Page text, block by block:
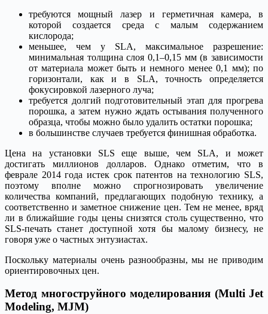
требуются мощный лазер и герметичная камера, в
которой создается среда с малым содержанием
кислорода;
меньшее, чем у SLA, максимальное разрешение:
минимальная толщина слоя 0,1–0,15 мм (в зависимости
от материала может быть и немного менее 0,1 мм); по
горизонтали, как и в SLA, точность определяется
фокусировкой лазерного луча;
требуется долгий подготовительный этап для прогрева
порошка, а затем нужно ждать остывания полученного
образца, чтобы можно было удалить остатки порошка;
в большинстве случаев требуется финишная обработка.
Цена на установки SLS еще выше, чем SLA, и может
достигать миллионов долларов. Однако отметим, что в
феврале 2014 года истек срок патентов на технологию SLS,
поэтому вполне можно спрогнозировать увеличение
количества компаний, предлагающих подобную технику, а
соответственно и заметное снижение цен. Тем не менее, вряд
ли в ближайшие годы цены снизятся столь существенно, что
SLS-печать станет доступной хотя бы малому бизнесу, не
говоря уже о частных энтузиастах.
Поскольку материалы очень разнообразны, мы не приводим
ориентировочных цен.
Метод многоструйного моделирования (Multi Jet
Modeling, MJM)